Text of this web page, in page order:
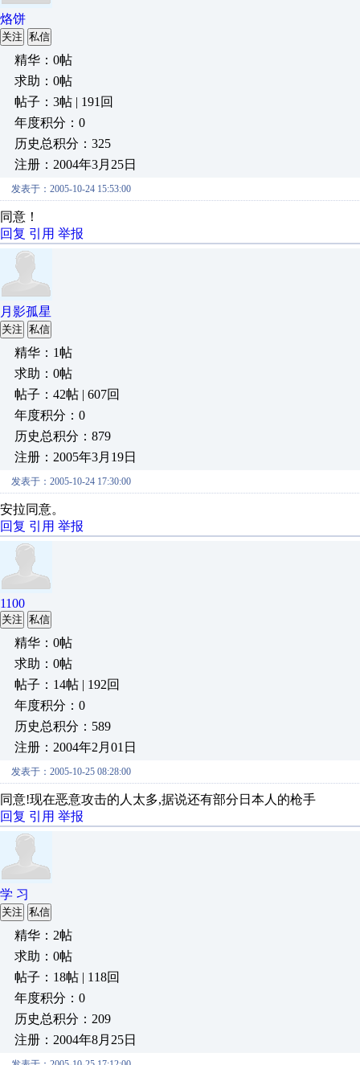
烙饼
关注 私信
精华：0帖
求助：0帖
帖子：3帖 | 191回
年度积分：0
历史总积分：325
注册：2004年3月25日
发表于：2005-10-24 15:53:00
同意！
回复 引用 举报
月影孤星
关注 私信
精华：1帖
求助：0帖
帖子：42帖 | 607回
年度积分：0
历史总积分：879
注册：2005年3月19日
发表于：2005-10-24 17:30:00
安拉同意。
回复 引用 举报
1100
关注 私信
精华：0帖
求助：0帖
帖子：14帖 | 192回
年度积分：0
历史总积分：589
注册：2004年2月01日
发表于：2005-10-25 08:28:00
同意!现在恶意攻击的人太多,据说还有部分日本人的枪手
回复 引用 举报
学 习
关注 私信
精华：2帖
求助：0帖
帖子：18帖 | 118回
年度积分：0
历史总积分：209
注册：2004年8月25日